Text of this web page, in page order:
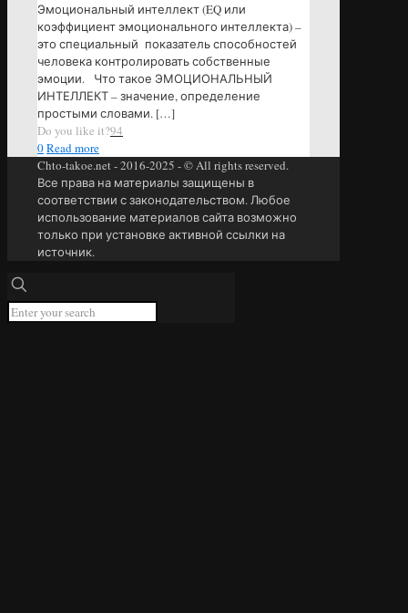
Эмоциональный интеллект (EQ или
коэффициент эмоционального интеллекта) –
это специальный показатель способностей
человека контролировать собственные
эмоции. Что такое ЭМОЦИОНАЛЬНЫЙ
ИНТЕЛЛЕКТ – значение, определение
простыми словами. […]
Do you like it?94
0Read more
Chto-takoe.net - 2016-2025 - © All rights reserved.
Все права на материалы защищены в
соответствии с законодательством. Любое
использование материалов сайта возможно
только при установке активной ссылки на
источник.